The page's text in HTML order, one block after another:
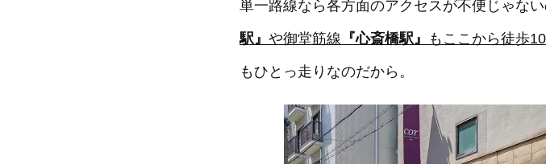
単一路線なら各方面のアクセスが不便じゃない
駅』 や御堂筋線 『心斎橋駅』 もここから徒歩
もひとっ走りなのだから。